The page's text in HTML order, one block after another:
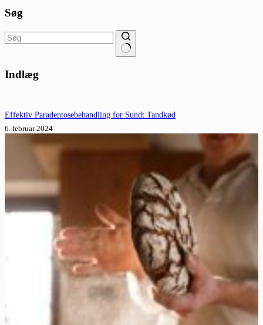
Søg
resultater
Indlæg
Effektiv Paradentosebehandling for Sundt Tandkød
6. februar 2024